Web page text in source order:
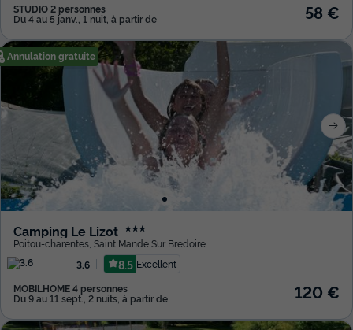
STUDIO 2 personnes
Du 4 au 5 janv., 1 nuit, à partir de 58 €
Annulation gratuite
Camping Le Lizot ★★★
Poitou-charentes Saint Mande Sur Bredoire
3.6
8.5 Excellent
MOBILHOME 4 personnes
Du 9 au 11 sept., 2 nuits, à partir de 120 €